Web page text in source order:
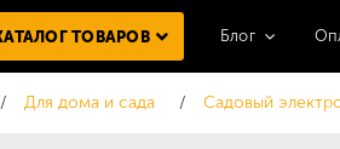
ТОВАРОВ Блог
Для дома и сада Садовый